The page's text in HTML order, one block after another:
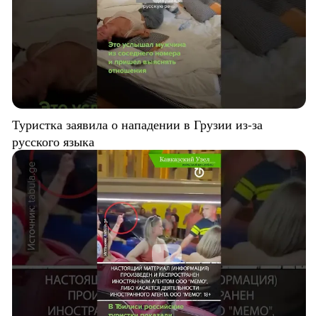
Туристка заявила о нападении в Грузии из-за
русского языка